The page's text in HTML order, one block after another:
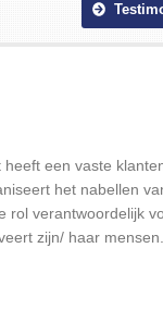
een vaste
het nabellen
rol verantwoordelijk
zijn/ haar